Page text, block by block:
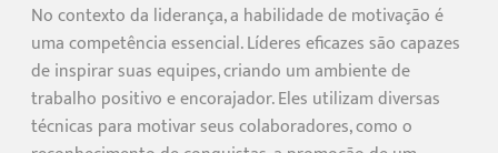
No contexto da liderança, a habilidade de motivação é
uma competência essencial. Líderes eficazes são capazes
de inspirar suas equipes, criando um ambiente de
trabalho positivo e encorajador. Eles utilizam diversas
técnicas para motivar seus colaboradores, como o